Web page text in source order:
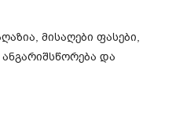
მისაღები ფასები,
და